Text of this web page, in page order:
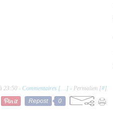
23:50 - Commentaires [… ] - Permalien [#]
Repost
0